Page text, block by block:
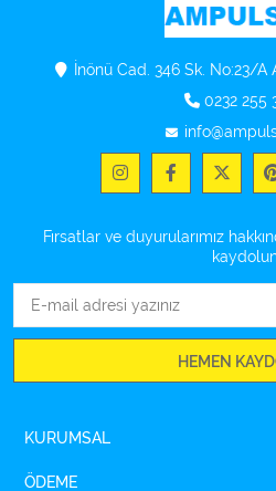
İnönü Cad. 346 Sk. No:23/
0232 255
Fırsatlar ve duyurularımız
HEMEN
KURUMSAL
ÖDEME